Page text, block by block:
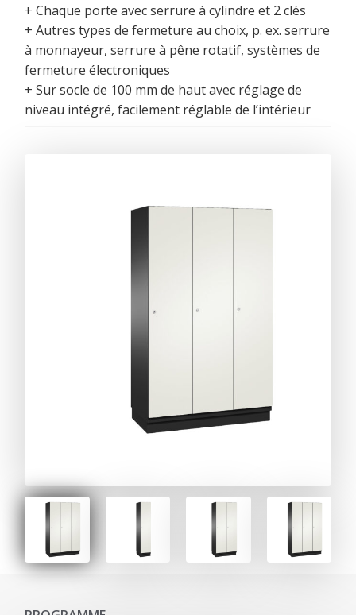
+ Chaque porte avec serrure à cylindre et 2 clés
+ Autres types de fermeture au choix, p. ex. serrure
à monnayeur, serrure à pêne rotatif, systèmes de
fermeture électroniques
+ Sur socle de 100 mm de haut avec réglage de
niveau intégré, facilement réglable de l’intérieur